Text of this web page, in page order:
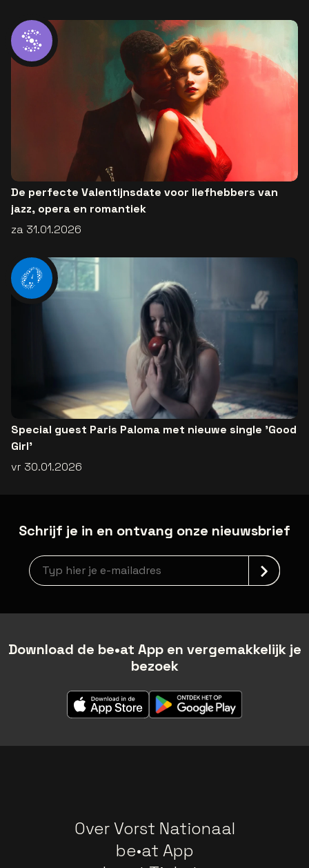
De perfecte Valentijnsdate voor liefhebbers van
jazz, opera en romantiek
za 31.01.2026
Special guest Paris Paloma met nieuwe single 'Good
Girl'
vr 30.01.2026
Schrijf je in en ontvang onze nieuwsbrief
Nieuwsbrief aanmelding
Download de be•at App en vergemakkelijk je
bezoek
Over Vorst Nationaal
be•at App